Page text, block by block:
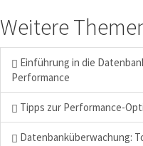
Weitere
Einführung in die
Performance
Tipps zur Performance-
Datenbanküberwachung: